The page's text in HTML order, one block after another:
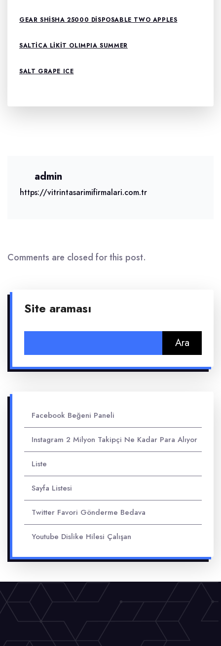
GEAR SHISHA 25000 DISPOSABLE TWO APPLES
SALTICA LIKIT OLIMPIA SUMMER
SALT GRAPE ICE
admin
https://vitrintasarimifirmalari.com.tr
Comments are closed for this post.
Site araması
Facebook Beğeni Paneli
Instagram 2 Milyon Takipçi Ne Kadar Para Alıyor
Liste
Sayfa Listesi
Twitter Favori Gönderme Bedava
Youtube Dislike Hilesi Çalışan